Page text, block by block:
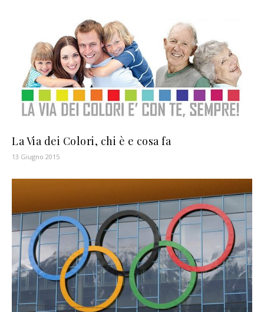
La Via dei Colori, chi è e cosa fa
13 Giugno 2015